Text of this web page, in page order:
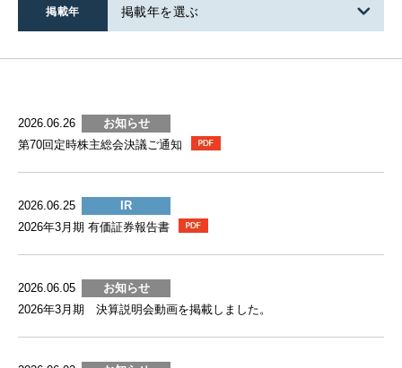
掲載年 掲載年を選ぶ
2026.06.26
お知らせ
第70回定時株主総会決議ご通知
2026.06.25
IR
2026年3月期 有価証券報告書
2026.06.05
お知らせ
2026年3月期 決算説明会動画を掲載しました。